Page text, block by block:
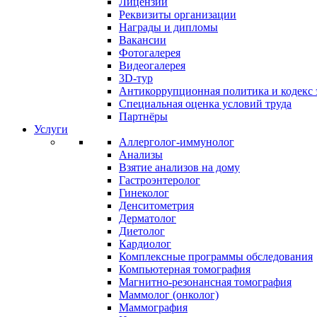
Реквизиты организации
Награды и дипломы
Вакансии
Фотогалерея
Видеогалерея
3D-тур
Антикоррупционная политика и кодекс
Специальная оценка условий труда
Партнёры
Услуги
Аллерголог-иммунолог
Анализы
Взятие анализов на дому
Гастроэнтеролог
Гинеколог
Денситометрия
Дерматолог
Диетолог
Кардиолог
Комплексные программы обследования
Компьютерная томография
Магнитно-резонансная томография
Маммолог (онколог)
Маммография